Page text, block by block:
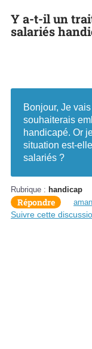
Y a-t-il un
salariés
Bonjour, Je
souhaiterais
handicapé. Or
situation est-
salariés ?
Rubrique : handicap
Répondre
Suivre cette